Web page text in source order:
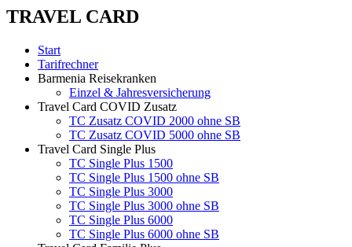
TRAVEL CARD
Start
Tarifrechner
Barmenia Reisekranken
Einzel & Jahresversicherung
Travel Card COVID Zusatz
TC Zusatz COVID 2000 ohne SB
TC Zusatz COVID 5000 ohne SB
Travel Card Single Plus
TC Single Plus 1500
TC Single Plus 1500 ohne SB
TC Single Plus 3000
TC Single Plus 3000 ohne SB
TC Single Plus 6000
TC Single Plus 6000 ohne SB